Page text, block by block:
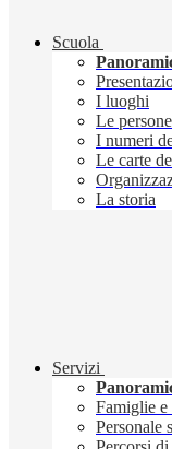
Scuola
I luoghi
Le persone
I numeri
Le carte
La storia
Servizi
Famiglie e
Personale